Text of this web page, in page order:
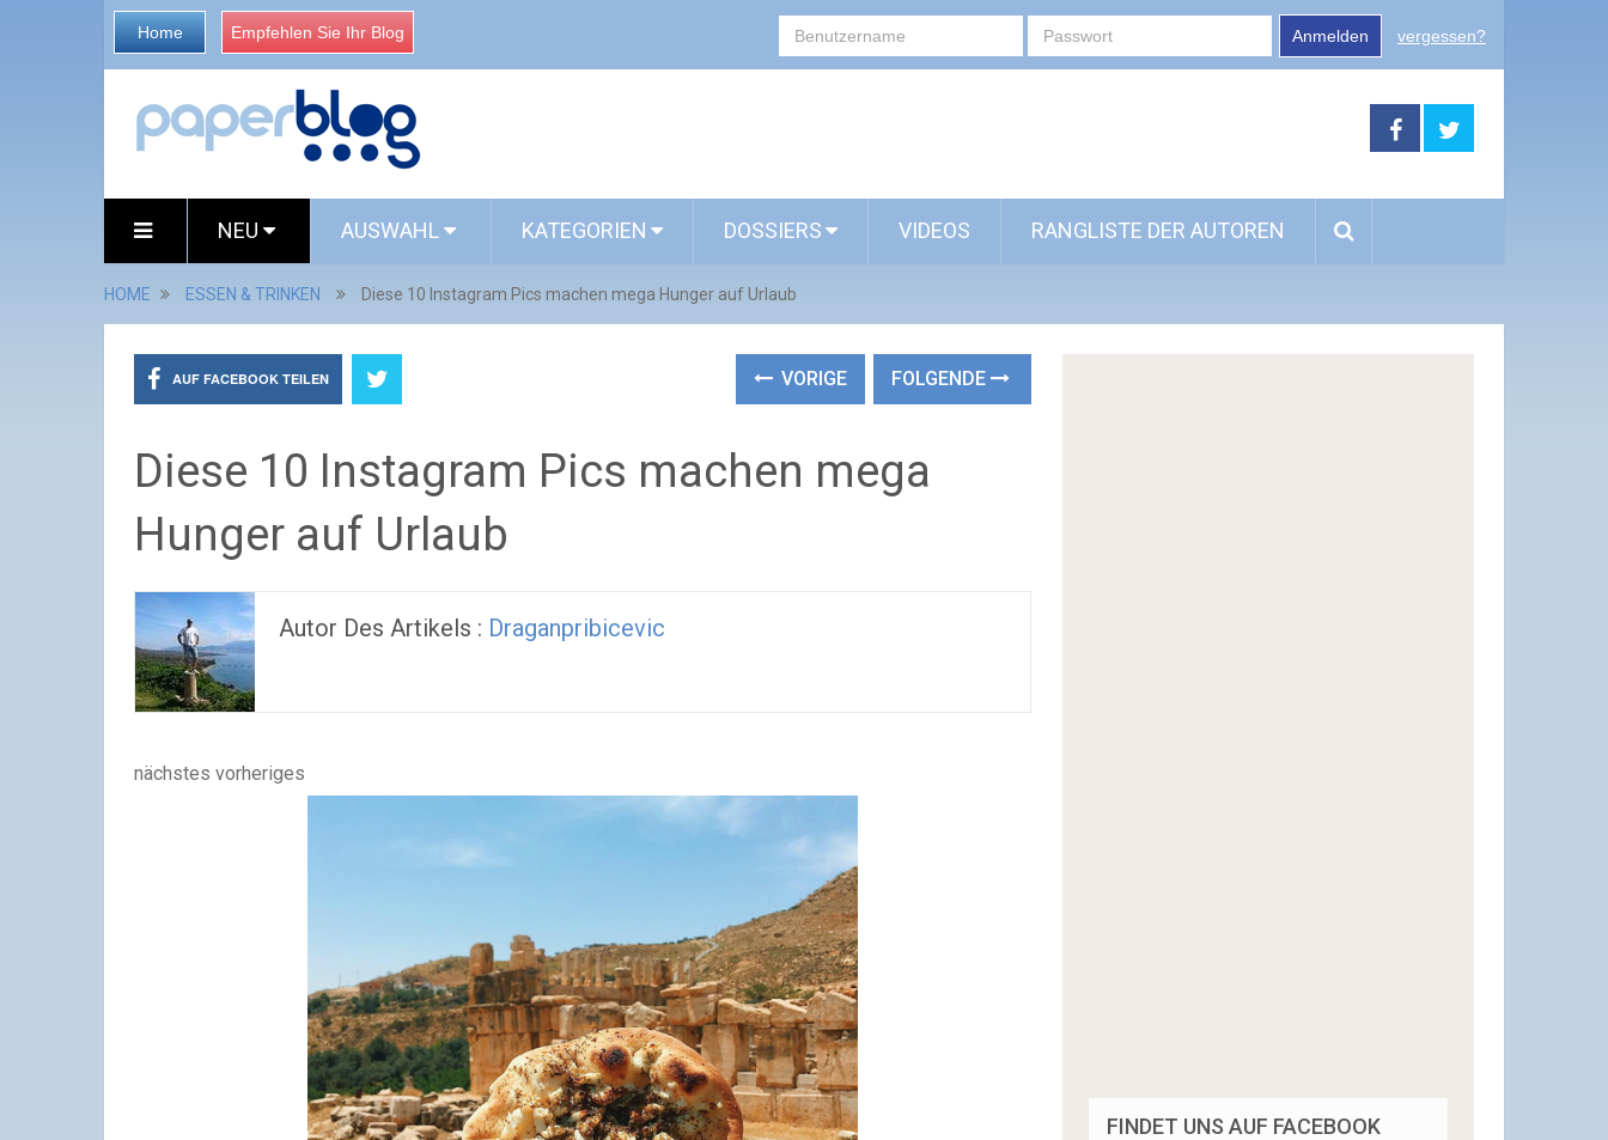
Home Empfehlen Sie Ihr Blog Anmelden vergessen?
NEU AUSWAHL KATEGORIEN DOSSIERS VIDEOS RANGLISTE DER AUTOREN
HOME ESSEN & TRINKEN Diese 10 Instagram Pics machen mega Hunger auf Urlaub
AUF FACEBOOK TEILEN VORIGE FOLGENDE
Diese 10 Instagram Pics machen mega
Hunger auf Urlaub
Autor Des Artikels : Draganpribicevic
nächstes vorheriges
FINDET UNS AUF FACEBOOK